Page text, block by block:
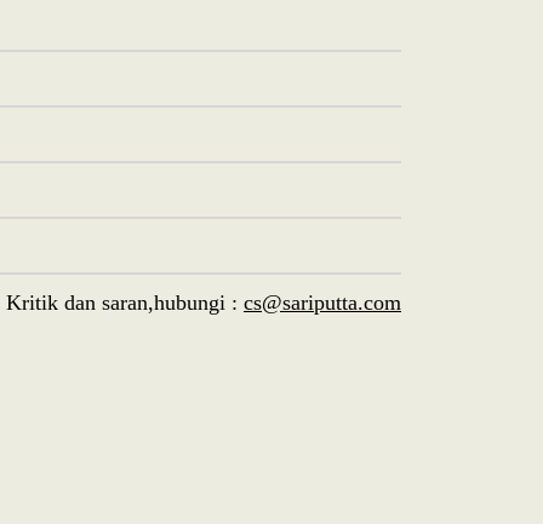
Kritik dan saran,hubungi : cs@sariputta.com